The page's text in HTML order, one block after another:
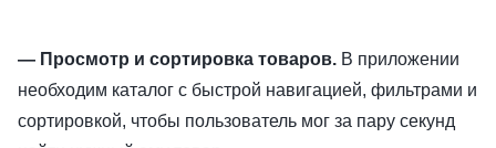
— Просмотр и сортировка товаров. В приложении
необходим каталог с быстрой навигацией, фильтрами и
сортировкой, чтобы пользователь мог за пару секунд